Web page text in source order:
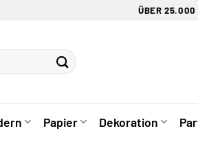
ÜBER 25.000
Papier Dekoration